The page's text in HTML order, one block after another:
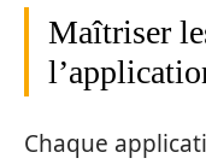
Maîtriser
Chaque